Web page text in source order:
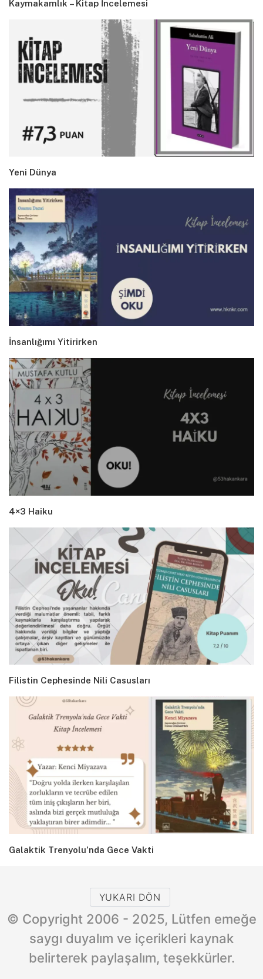
Kaymakamlık – Kitap İncelemesi
Yeni Dünya
İnsanlığımı Yitirirken
4×3 Haiku
Filistin Cephesinde Nili Casusları
Galaktik Trenyolu’nda Gece Vakti
YUKARI DÖN
© Copyright 2006 - 2025, Lütfen emeğe
saygı duyalım ve içerikleri kaynak
belirterek paylaşalım, teşekkürler.